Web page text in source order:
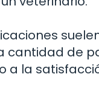
cantidad de
a la